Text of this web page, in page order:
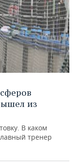
из
В каком
тренер